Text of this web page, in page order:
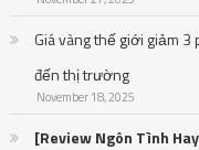
Giá vàng thế giới giảm
đến thị trường
November 18, 2025
[Review Ngôn Tình